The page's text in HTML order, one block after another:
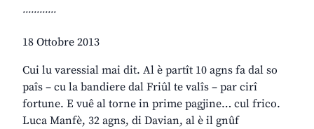
............
18 Ottobre 2013
Cui lu varessial mai dit. Al è partît 10 agns fa dal so
paîs – cu la bandiere dal Friûl te valîs – par cirî
fortune. E vuê al torne in prime pagjine… cul frico.
Luca Manfè, 32 agns, di Davian, al è il gnûf